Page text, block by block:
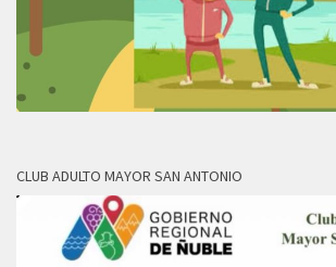
CLUB ADULTO MAYOR SAN ANTONIO